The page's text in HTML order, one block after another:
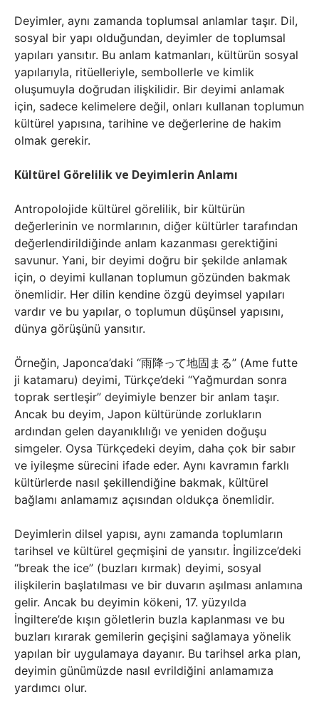
Deyimler, aynı zamanda toplumsal anlamlar taşır. Dil,
sosyal bir yapı olduğundan, deyimler de toplumsal
yapıları yansıtır. Bu anlam katmanları, kültürün sosyal
yapılarıyla, ritüelleriyle, sembollerle ve kimlik
oluşumuyla doğrudan ilişkilidir. Bir deyimi anlamak
için, sadece kelimelere değil, onları kullanan toplumun
kültürel yapısına, tarihine ve değerlerine de hakim
olmak gerekir.
Kültürel Görelilik ve Deyimlerin Anlamı
Antropolojide kültürel görelilik, bir kültürün
değerlerinin ve normlarının, diğer kültürler tarafından
değerlendirildiğinde anlam kazanması gerektiğini
savunur. Yani, bir deyimi doğru bir şekilde anlamak
için, o deyimi kullanan toplumun gözünden bakmak
önemlidir. Her dilin kendine özgü deyimsel yapıları
vardır ve bu yapılar, o toplumun düşünsel yapısını,
dünya görüşünü yansıtır.
Örneğin, Japonca’daki “雨降って地固まる” (Ame futte
ji katamaru) deyimi, Türkçe’deki “Yağmurdan sonra
toprak sertleşir” deyimiyle benzer bir anlam taşır.
Ancak bu deyim, Japon kültüründe zorlukların
ardından gelen dayanıklılığı ve yeniden doğuşu
simgeler. Oysa Türkçedeki deyim, daha çok bir sabır
ve iyileşme sürecini ifade eder. Aynı kavramın farklı
kültürlerde nasıl şekillendiğine bakmak, kültürel
bağlamı anlamamız açısından oldukça önemlidir.
Deyimlerin dilsel yapısı, aynı zamanda toplumların
tarihsel ve kültürel geçmişini de yansıtır. İngilizce’deki
“break the ice” (buzları kırmak) deyimi, sosyal
ilişkilerin başlatılması ve bir duvarın aşılması anlamına
gelir. Ancak bu deyimin kökeni, 17. yüzyılda
İngiltere’de kışın göletlerin buzla kaplanması ve bu
buzları kırarak gemilerin geçişini sağlamaya yönelik
yapılan bir uygulamaya dayanır. Bu tarihsel arka plan,
deyimin günümüzde nasıl evrildiğini anlamamıza
yardımcı olur.